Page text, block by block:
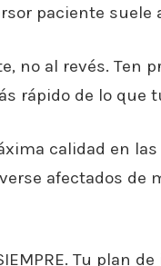
paciente suele
no al revés. Ten
rápido de lo que
calidad en
afectados de
Tu plan